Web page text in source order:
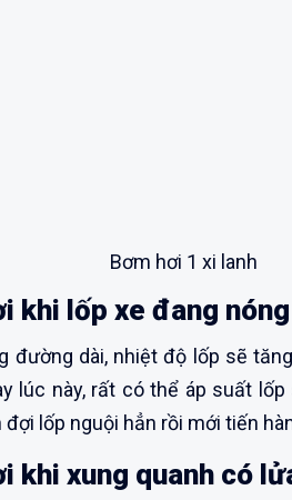
Bơm hơi 1 xi lanh
khi lốp xe đang nóng
đường dài, nhiệt độ lốp sẽ
lúc này, rất có thể áp suất
lốp nguội hẳn rồi mới tiến
khi xung quanh có